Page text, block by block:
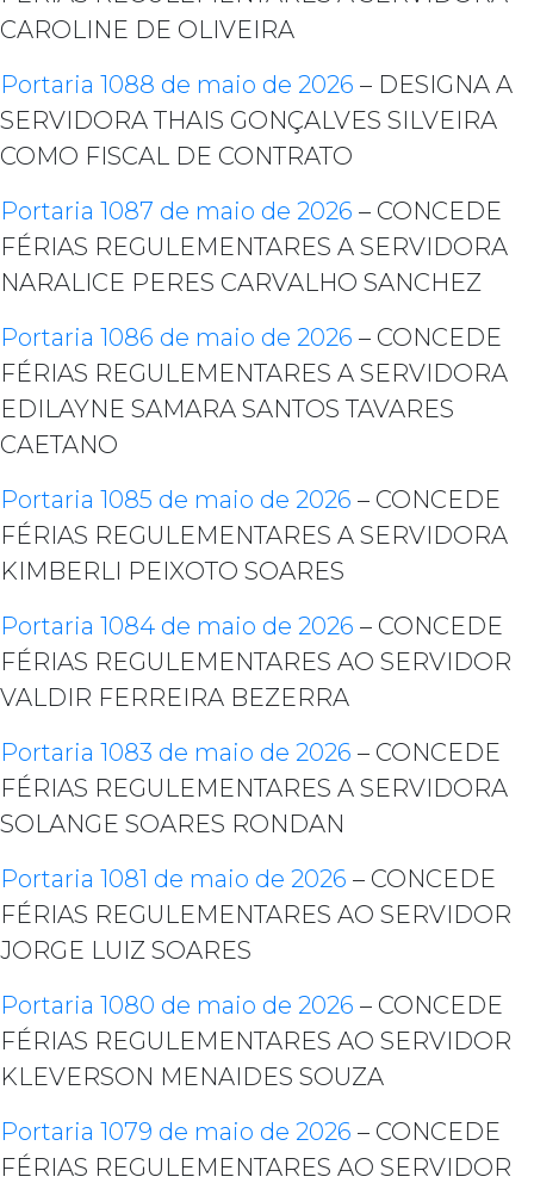
CAROLINE DE OLIVEIRA
Portaria 1088 de maio de 2026 – DESIGNA A
SERVIDORA THAIS GONÇALVES SILVEIRA
COMO FISCAL DE CONTRATO
Portaria 1087 de maio de 2026 – CONCEDE
FÉRIAS REGULEMENTARES A SERVIDORA
NARALICE PERES CARVALHO SANCHEZ
Portaria 1086 de maio de 2026 – CONCEDE
FÉRIAS REGULEMENTARES A SERVIDORA
EDILAYNE SAMARA SANTOS TAVARES
CAETANO
Portaria 1085 de maio de 2026 – CONCEDE
FÉRIAS REGULEMENTARES A SERVIDORA
KIMBERLI PEIXOTO SOARES
Portaria 1084 de maio de 2026 – CONCEDE
FÉRIAS REGULEMENTARES AO SERVIDOR
VALDIR FERREIRA BEZERRA
Portaria 1083 de maio de 2026 – CONCEDE
FÉRIAS REGULEMENTARES A SERVIDORA
SOLANGE SOARES RONDAN
Portaria 1081 de maio de 2026 – CONCEDE
FÉRIAS REGULEMENTARES AO SERVIDOR
JORGE LUIZ SOARES
Portaria 1080 de maio de 2026 – CONCEDE
FÉRIAS REGULEMENTARES AO SERVIDOR
KLEVERSON MENAIDES SOUZA
Portaria 1079 de maio de 2026 – CONCEDE
FÉRIAS REGULEMENTARES AO SERVIDOR